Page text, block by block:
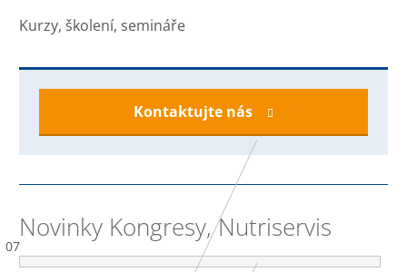
Kurzy, školení, semináře
Kontaktujte nás
Novinky Kongresy, Nutriservis
07